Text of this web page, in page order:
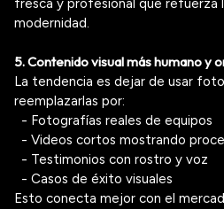
fresca y profesional que refuerza
modernidad.
5. Contenido visual más humano y
La tendencia es dejar de usar
reemplazarlas por:
- Fotografías reales de equipos
- Videos cortos mostrando
- Testimonios con rostro y voz
- Casos de éxito visuales
Esto conecta mejor con el